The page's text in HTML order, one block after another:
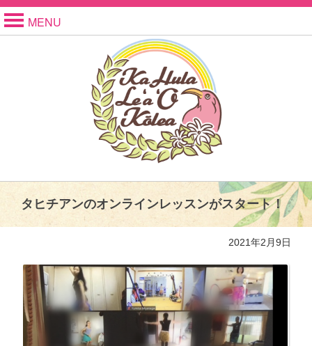
MENU
タヒチアンのオンラインレッスンがスタート！
2021年2月9日